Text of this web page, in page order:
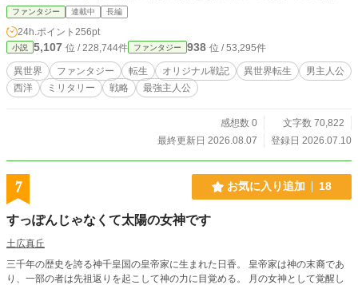
ていた。 異世界の常識が、通用しない。 『勇者召喚、ヤバい
のが混じってた。』 これは、剣でも魔法でも勝たない物語。
“勝ち方そのもの”を変える、異世界戦略譚。
ファンタジー 連載中 長編
24h.ポイント 256pt
小説 5,107 位 / 228,744件 ファンタジー 938 位 / 53,295件
異世界 ファンタジー 転生 オリジナル戦記 異世界転生
男主人公
西洋
ミリタリー 戦略 最強主人公
感想数 0
文字数 70,822
最終更新日 2026.08.07
登録日 2026.07.10
7 お気に入り追加 18
すっぽんじゃなくて太陽の女神です
土広真丘
三千年の歴史を誇る神千皇国の皇帝家に生まれた日香。 皇帝家は神の末裔であ
り、一部の者は先祖返りを起こして神の力に目覚める。 月の女神として覚醒し